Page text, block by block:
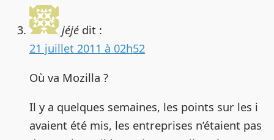
jéjé dit :
21 juillet 2011 à 02h52
Où va Mozilla ?
Il y a quelques semaines, les points sur les i
avaient été mis, les entreprises n’étaient pas